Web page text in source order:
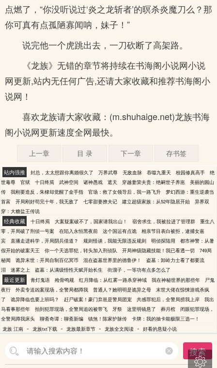
点燃了，“你没听说过‘炎之龙斩者’的暝杀炎魔刀么？那
你可真有点孤陋寡闻呐，妹子！”
说完他一个虎跳出去，一刀砍断了高架路。
《龙族》无错的章节将持续在书海阁小说网小说
网更新,站内无任何广告,还请大家收藏和推荐书海阁小
说网！
喜欢龙族请大家收藏：(m.shuhaige.net)龙族书海
阁小说网更新速度全网最快。
上一章 目 录 下一章 存书签
站内强推 封总，太太想跟你离婚很久了 万界武尊 无敌血脉 吞噬九重天 校园修真高手
绝
世毒尊
官狱 十日终焉 武神空间 诸神愚戏 遮天 穿越妻荣夫贵：绝嗣世子养崽
美丽的圌山
传
我刚要造反，朱棣却觉醒了金手指 官场：救了女领导后，我一路飞升
梦幻西游：重生逆袭当
首富
开局刚好苟完十年，我无敌了 七零甜妻撩夫记 建立超级家族：从52年隐居开始
异界双
穿：大糖盐王传说
经典收藏 十日终焉 大案疑案破不了，国家请我出山！ 宿舍求生，我被拉进了管理群
重生八
零，开局破了刑侦一号案
在陷入永恒黑夜前 这个国运有点诡
相亲节目表白被拒，逮捕女嘉
宾
直播走进科学，开局阴兵借道？ 规则怪谈，我能无限违反规则 明侦探陆用
都市神警：从暑
假开始的破案天王
你一个天选罪犯，转头加入刑侦队 开局神级隐藏技能！我已看透一切
749局
秘闻
诡异末世：开局自制百亿冥币 混在盗墓世界里的德鲁伊！
盗墓：卸岭力士看了都要流
泪
迷雾之上 盗墓：从满级悟性天赋开始长生 街溜子，一等功有点多怎么了
最近更新 青灯鬼语 殓骨鸣规 红月降临：从红雾一路杀穿神域 我在神秘世界的那些年
尸鬼
夜行
外卖专送凶案现场，全警局都蹲我 普通人？她明明是诡异之母
末世大佬在惊悚游戏杀疯
了
诡异降临也要上班吗？ 赶尸破案！豪门弃崽是警局团宠 共感罪犯后，全警局捞我上岸
我出
马看事那些年
拍到犯罪现场，全警局追凶被带飞 牙祭 这里明镜悬了 葬月棺
闭眼犯罪现场，
全警局蹲我床头
聊斋奇谭：聊斋新编 镇煞！陈家护脉传
卡牌：我的抽卡能极限三选一！
龙族 江南 - 龙族txt下载 - 龙族最新章节 - 龙族全文阅读 - 好看的悬疑小说
搜索
